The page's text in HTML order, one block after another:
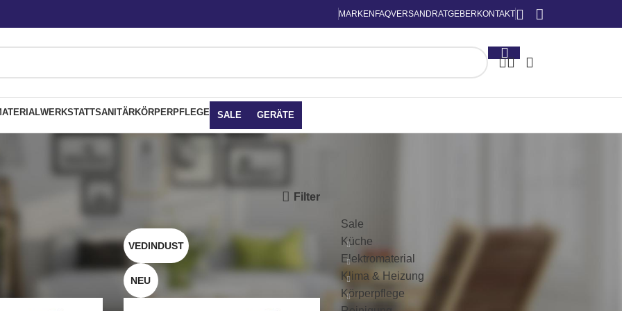
MARKEN FAQVERSAND RATGEBER KONTAKT
WERKSTATTSANITÄRKÖRPERPFLEGE SALE GERÄTE
Filter
VEDINDUST
NEU
Sale
Küche
Elektromaterial
Klima & Heizung
Körperpflege